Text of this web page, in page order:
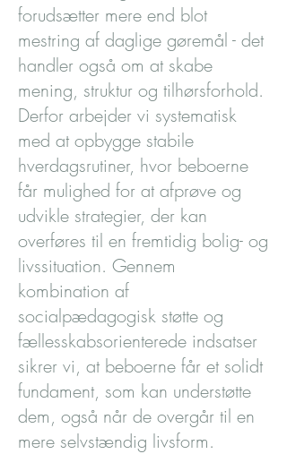
forudsætter mere end blot
mestring af daglige gøremål - det
handler også om at skabe
mening, struktur og tilhørsforhold.
Derfor arbejder vi systematisk
med at opbygge stabile
hverdagsrutiner, hvor beboerne
får mulighed for at afprøve og
udvikle strategier, der kan
overføres til en fremtidig bolig- og
livssituation. Gennem
kombination af
socialpædagogisk støtte og
fællesskabsorienterede indsatser
sikrer vi, at beboerne får et solidt
fundament, som kan understøtte
dem, også når de overgår til en
mere selvstændig livsform.